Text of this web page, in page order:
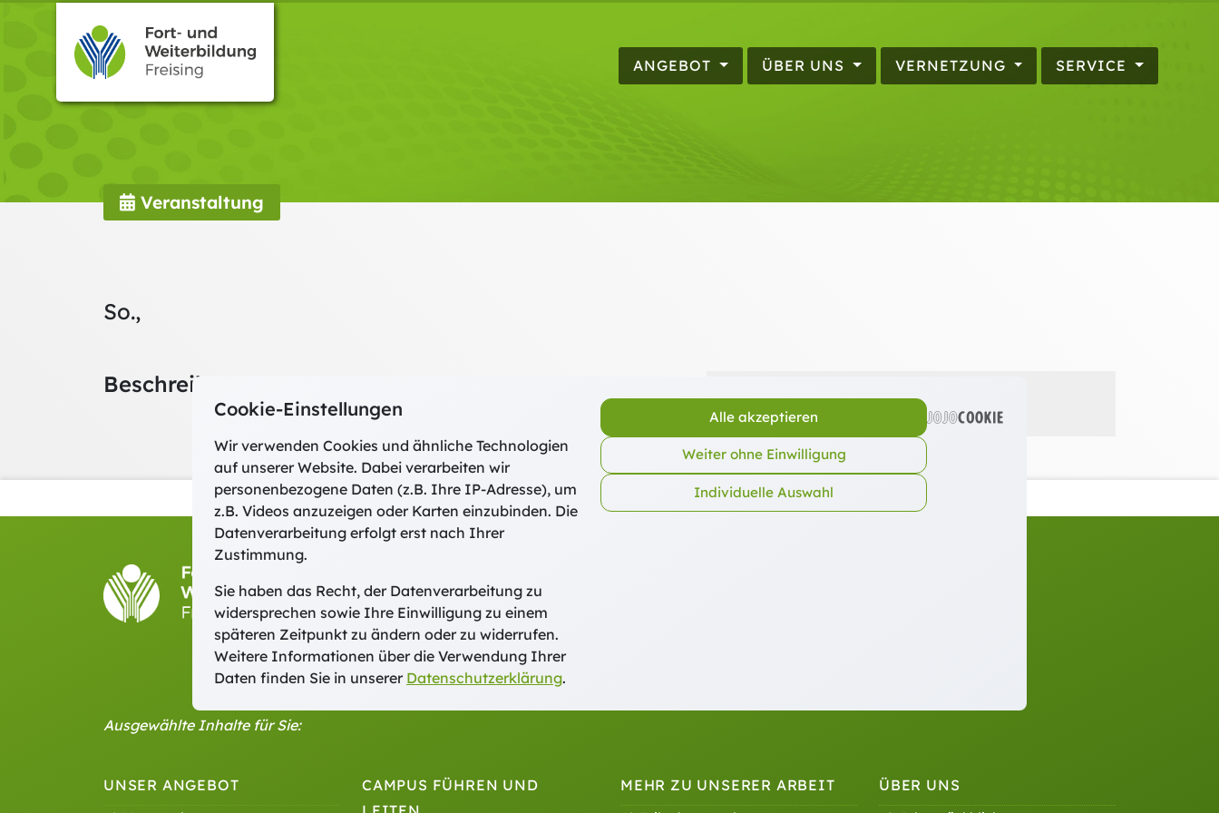
ANGEBOT ÜBER UNS VERNETZUNG SERVICE
Veranstaltung
So.,
Beschreibung
Beteiligte Personen
Domberg 27 · 85354 Freising
Telefon:+49 (0) 8161 88540-0
E-Mail: fwb@dombergcampus.de
Ausgewählte Inhalte für Sie:
UNSER ANGEBOT
CAMPUS FÜHREN UND
MEHR ZU UNSERER ARBEIT ÜBER UNS
Cookie-Einstellungen
Wir verwenden Cookies und ähnliche Technologien
auf unserer Website. Dabei verarbeiten wir
personenbezogene Daten (z.B. Ihre IP-Adresse), um
z.B. Videos anzuzeigen oder Karten einzubinden. Die
Datenverarbeitung erfolgt erst nach Ihrer
Zustimmung.
Sie haben das Recht, der Datenverarbeitung zu
widersprechen sowie Ihre Einwilligung zu einem
späteren Zeitpunkt zu ändern oder zu widerrufen.
Weitere Informationen über die Verwendung Ihrer
Daten finden Sie in unserer Datenschutzerklärung.
Alle akzeptieren
Weiter ohne Einwilligung
Individuelle Auswahl